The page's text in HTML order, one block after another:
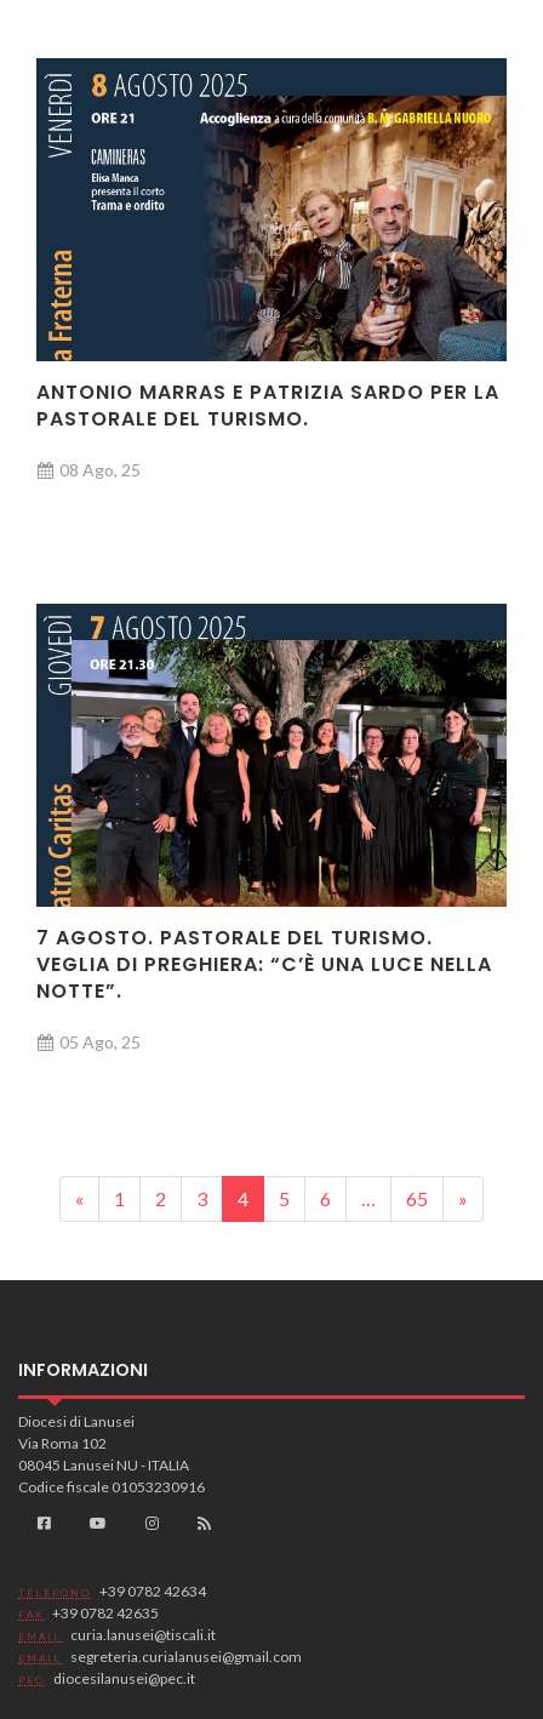
ANTONIO MARRAS E PATRIZIA SARDO PER LA
PASTORALE DEL TURISMO.
08 Ago, 25
7 AGOSTO. PASTORALE DEL TURISMO.
VEGLIA DI PREGHIERA: “C’È UNA LUCE NELLA
NOTTE”.
05 Ago, 25
Posts navigation
« 1 2 3 4 5 6 … 65 »
INFORMAZIONI
Diocesi di Lanusei
Via Roma 102
08045 Lanusei NU - ITALIA
Codice fiscale 01053230916
TELEFONO +39 0782 42634
FAX +39 0782 42635
EMAIL curia.lanusei@tiscali.it
EMAIL segreteria.curialanusei@gmail.com
PEC diocesilanusei@pec.it